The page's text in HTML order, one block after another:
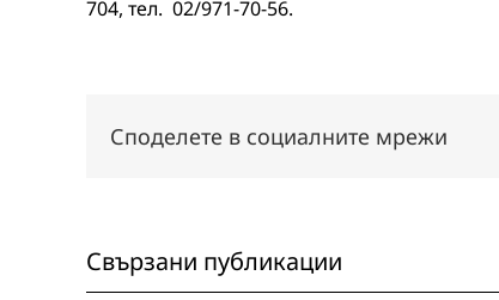
704, тел. 02/971-70-56.
Споделете в социалните мрежи
Свързани публикации